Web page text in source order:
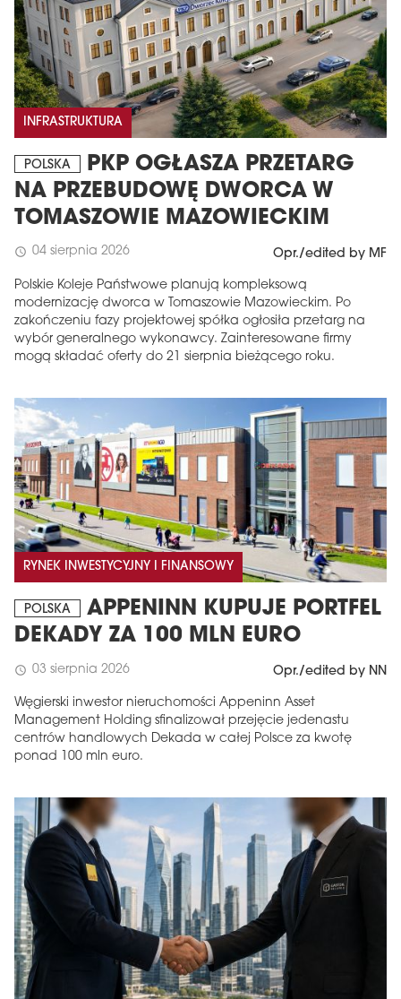
INFRASTRUKTURA
POLSKA
PKP OGŁASZA PRZETARG
NA PRZEBUDOWĘ DWORCA W
TOMASZOWIE MAZOWIECKIM
schedule 04 sierpnia 2026 Opr./edited by MF
Polskie Koleje Państwowe planują kompleksową
modernizację dworca w Tomaszowie Mazowieckim. Po
zakończeniu fazy projektowej spółka ogłosiła przetarg na
wybór generalnego wykonawcy. Zainteresowane firmy
mogą składać oferty do 21 sierpnia bieżącego roku.
RYNEK INWESTYCYJNY I FINANSOWY
POLSKA
APPENINN KUPUJE PORTFEL
DEKADY ZA 100 MLN EURO
schedule 03 sierpnia 2026 Opr./edited by NN
Węgierski inwestor nieruchomości Appeninn Asset
Management Holding sfinalizował przejęcie jedenastu
centrów handlowych Dekada w całej Polsce za kwotę
ponad 100 mln euro.